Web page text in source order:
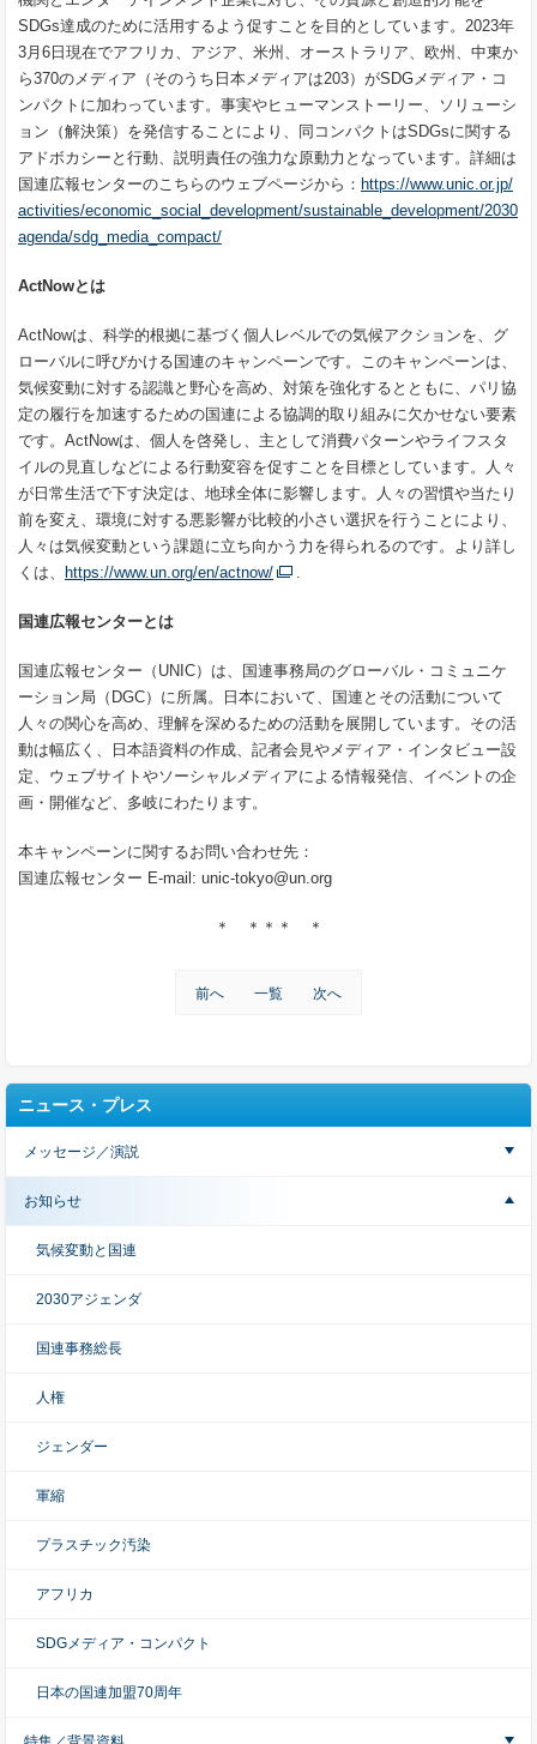
SDGs達成のために活用するよう促すことを目的としています。2023年
3月6日現在でアフリカ、アジア、米州、オーストラリア、欧州、中東か
ら370のメディア（そのうち日本メディアは203）がSDGメディア・コ
ンパクトに加わっています。事実やヒューマンストーリー、ソリューシ
ョン（解決策）を発信することにより、同コンパクトはSDGsに関する
アドボカシーと行動、説明責任の強力な原動力となっています。詳細は
国連広報センターのこちらのウェブページから： https://www.unic.or.jp/
activities/economic_social_development/sustainable_development/2030
agenda/sdg_media_compact/
ActNowとは
ActNowは、科学的根拠に基づく個人レベルでの気候アクションを、グ
ローバルに呼びかける国連のキャンペーンです。このキャンペーンは、
気候変動に対する認識と野心を高め、対策を強化するとともに、パリ協
定の履行を加速するための国連による協調的取り組みに欠かせない要素
です。ActNowは、個人を啓発し、主として消費パターンやライフスタ
イルの見直しなどによる行動変容を促すことを目標としています。人々
が日常生活で下す決定は、地球全体に影響します。人々の習慣や当たり
前を変え、環境に対する悪影響が比較的小さい選択を行うことにより、
人々は気候変動という課題に立ち向かう力を得られるのです。より詳し
くは、 https://www.un.org/en/actnow/
国連広報センターとは
国連広報センター（UNIC）は、国連事務局のグローバル・コミュニケ
ーション局（DGC）に所属。日本において、国連とその活動について
人々の関心を高め、理解を深めるための活動を展開しています。その活
動は幅広く、日本語資料の作成、記者会見やメディア・インタビュー設
定、ウェブサイトやソーシャルメディアによる情報発信、イベントの企
画・開催など、多岐にわたります。
本キャンペーンに関するお問い合わせ先：
国連広報センター E-mail: unic-tokyo@un.org
＊ ＊＊＊ ＊
前へ 一覧 次へ
ニュース・プレス
メッセージ／演説
お知らせ
気候変動と国連
2030アジェンダ
国連事務総長
人権
ジェンダー
軍縮
プラスチック汚染
アフリカ
SDGメディア・コンパクト
日本の国連加盟70周年